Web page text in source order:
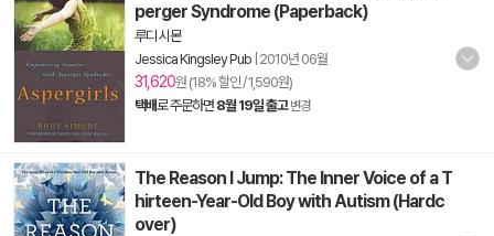
perger Syndrome (Paperback)
루디 시몬
Jessica Kingsley Pub 2010년 06월
31,620원 (18% 할인 / 1,590원)
택배로 주문하면 8월 19일 출고 변경
The Reason I Jump: The Inner Voice of a T
hirteen-Year-Old Boy with Autism (Hardc
over)